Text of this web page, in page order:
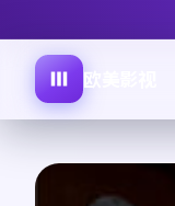
欧美影视